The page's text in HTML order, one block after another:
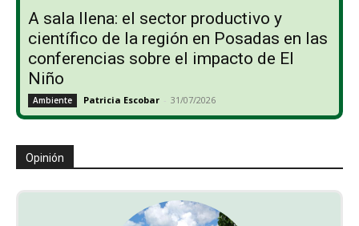
A sala llena: el sector productivo y
científico de la región en Posadas en las
conferencias sobre el impacto de El
Niño
Ambiente Patricia Escobar - 31/07/2026
Opinión